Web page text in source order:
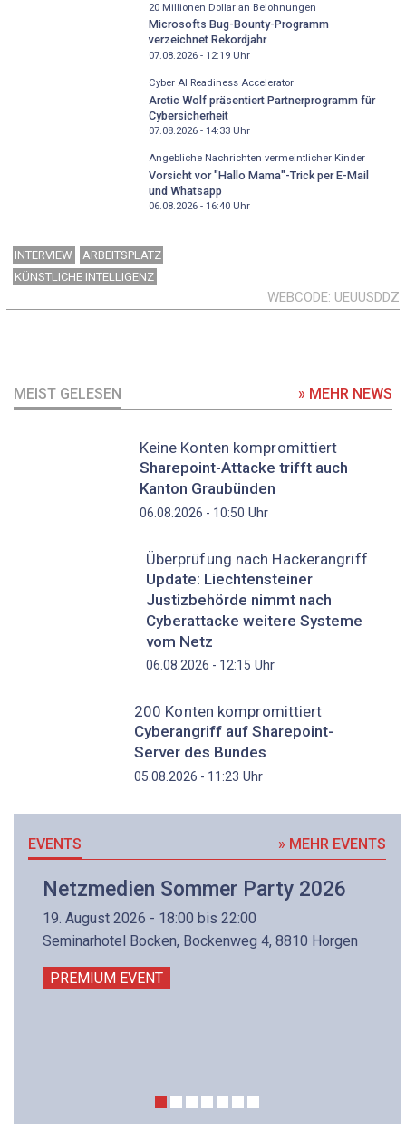
20 Millionen Dollar an Belohnungen
Microsofts Bug-Bounty-Programm
verzeichnet Rekordjahr
07.08.2026 - 12:19Uhr
Cyber AI Readiness Accelerator
Arctic Wolf präsentiert Partnerprogramm für
Cybersicherheit
07.08.2026 - 14:33Uhr
Angebliche Nachrichten vermeintlicher Kinder
Vorsicht vor "Hallo Mama"-Trick per E-Mail
und Whatsapp
06.08.2026 - 16:40Uhr
INTERVIEW
ARBEITSPLATZ
KÜNSTLICHE INTELLIGENZ
WEBCODE UEUUSDDZ
MEIST GELESEN » MEHR NEWS
Keine Konten kompromittiert
Sharepoint-Attacke trifft auch
Kanton Graubünden
06.08.2026 - 10:50 Uhr
Überprüfung nach Hackerangriff
Update: Liechtensteiner
Justizbehörde nimmt nach
Cyberattacke weitere Systeme
vom Netz
06.08.2026 - 12:15 Uhr
200 Konten kompromittiert
Cyberangriff auf Sharepoint-
Server des Bundes
05.08.2026 - 11:23 Uhr
EVENTS » MEHR EVENTS
Netzmedien Sommer Party 2026
19. August 2026 - 18:00 bis 22:00
Seminarhotel Bocken, Bockenweg 4, 8810 Horgen
PREMIUM EVENT